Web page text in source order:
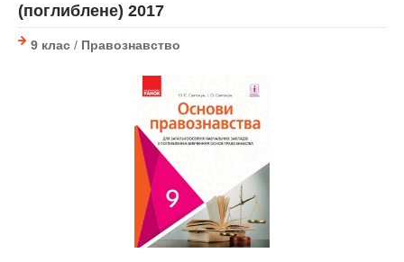
(поглиблене) 2017
9 клас / Правознавство